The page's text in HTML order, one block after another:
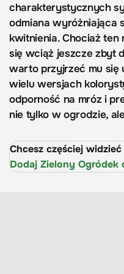
charakterystycznych
odmiana wyróżniająca
kwitnienia. Chociaż
się wciąż jeszcze zbyt
warto przyjrzeć mu się
wielu wersjach
odporność na mróz i
nie tylko w ogrodzie,
Chcesz częściej
Dodaj Zielony Ogródek